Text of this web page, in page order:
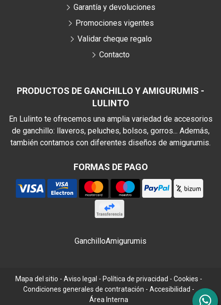
PRODUCTOS DE GANCHILLO Y AMIGURUMIS -
LULINTO
En Lulinto te ofrecemos una amplia variedad de accesorios
de ganchillo: llaveros, peluches, bolsos, gorros... Además,
también contamos con diferentes diseños de amigurumis.
FORMAS DE PAGO
Garantía y devoluciones
Promociones vigentes
Validar cheque regalo
Contacto
GanchilloAmigurumis
Mapa del sitio - Aviso legal - Política de privacidad - Cookies -
Condiciones generales de contratación - Accesibilidad -
Área Interna